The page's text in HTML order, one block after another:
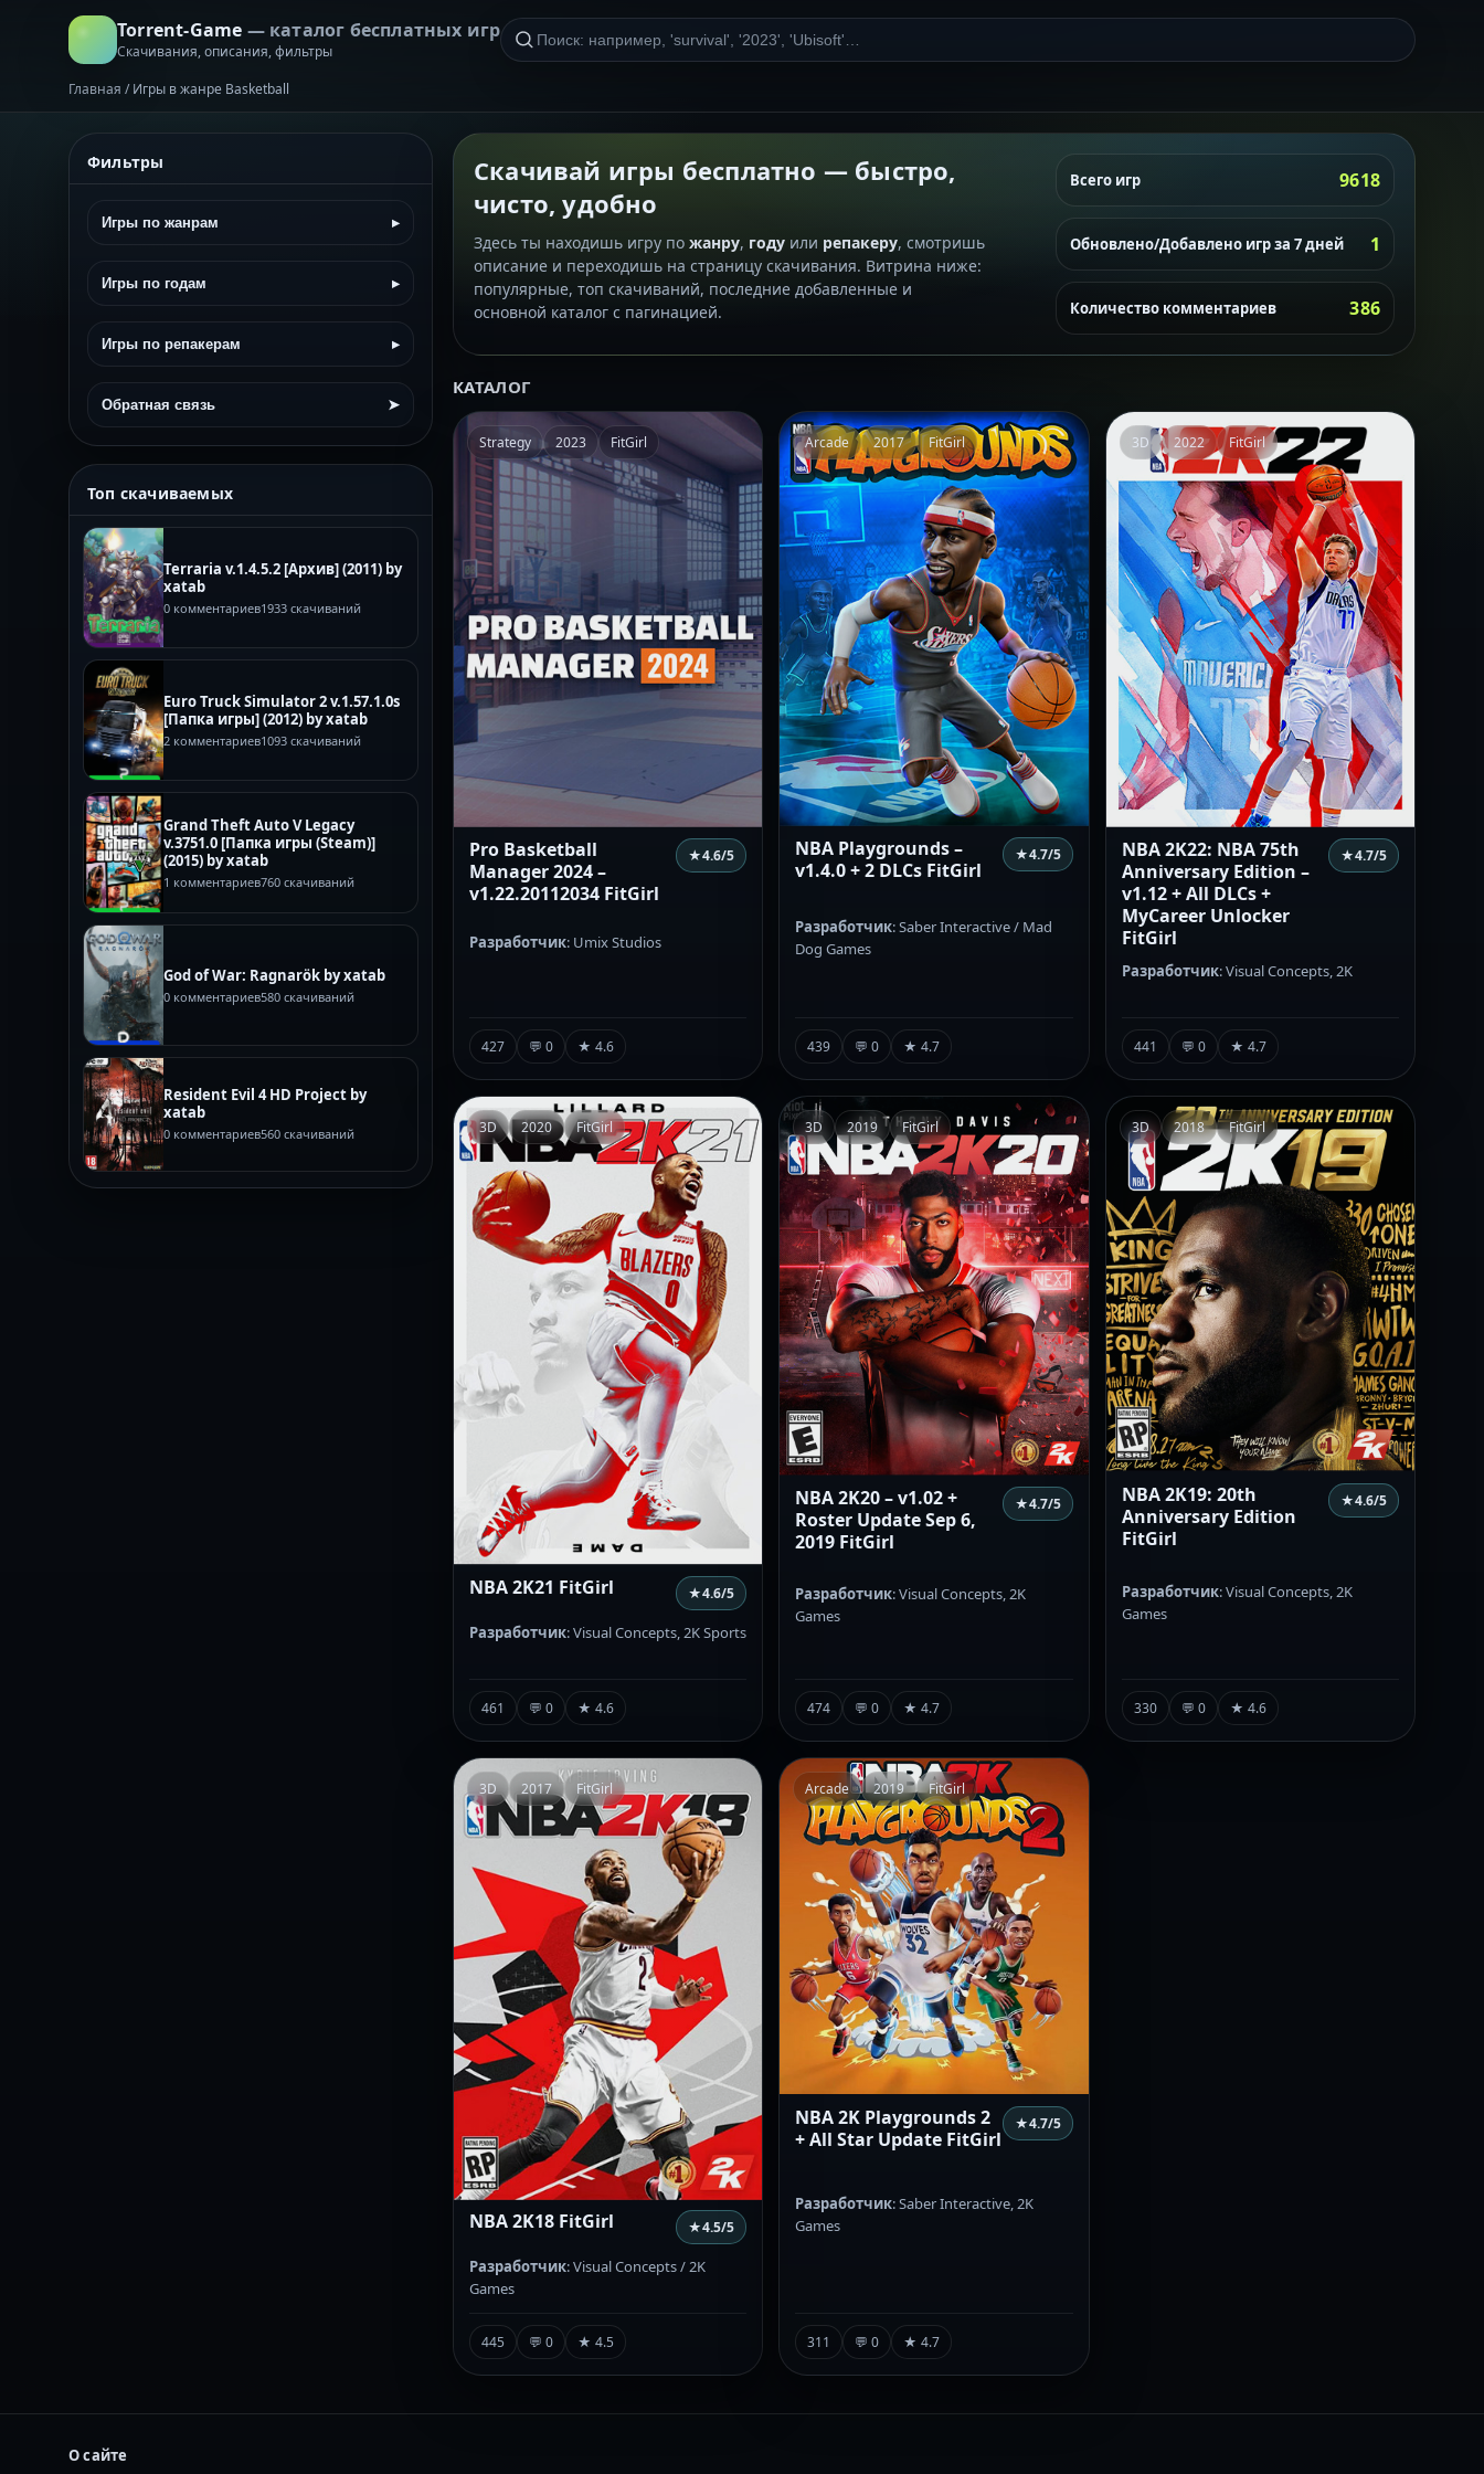
Torrent-Game — каталог бесплатных игр
Скачивания, описания, фильтры
Главная / Игры в жанре Basketball
Фильтры
Игры по жанрам ▸
Игры по годам ▸
Игры по репакерам ▸
Обратная связь ➤
Топ скачиваемых
Terraria v.1.4.5.2 [Архив] (2011) by
xatab
0 комментариев1933 скачиваний
Euro Truck Simulator 2 v.1.57.1.0s
[Папка игры] (2012) by xatab
2 комментариев1093 скачиваний
Grand Theft Auto V Legacy
v.3751.0 [Папка игры (Steam)]
(2015) by xatab
1 комментариев760 скачиваний
God of War: Ragnarök by xatab
0 комментариев580 скачиваний
Resident Evil 4 HD Project by
xatab
0 комментариев560 скачиваний
Скачивай игры бесплатно — быстро,
чисто, удобно
Здесь ты находишь игру по жанру, году или репакеру, смотришь
описание и переходишь на страницу скачивания. Витрина ниже:
популярные, топ скачиваний, последние добавленные и
основной каталог с пагинацией.
Всего игр 9618
Обновлено/Добавлено игр за 7 дней 1
Количество комментариев 386
КАТАЛОГ
Strategy 2023 FitGirl
Pro Basketball
Manager 2024 –
v1.22.20112034 FitGirl
★4.6/5
Разработчик: Umix Studios
427 💬 0 ★ 4.6
Arcade 2017 FitGirl
NBA Playgrounds –
v1.4.0 + 2 DLCs FitGirl
★4.7/5
Разработчик: Saber Interactive / Mad
Dog Games
439 💬 0 ★ 4.7
3D 2022 FitGirl
NBA 2K22: NBA 75th
Anniversary Edition –
v1.12 + All DLCs +
MyCareer Unlocker
FitGirl
★4.7/5
Разработчик: Visual Concepts, 2K
441 💬 0 ★ 4.7
3D 2020 FitGirl
NBA 2K21 FitGirl ★4.6/5
Разработчик: Visual Concepts, 2K Sports
461 💬 0 ★ 4.6
3D 2019 FitGirl
NBA 2K20 – v1.02 +
Roster Update Sep 6,
2019 FitGirl
★4.7/5
Разработчик: Visual Concepts, 2K
Games
474 💬 0 ★ 4.7
3D 2018 FitGirl
NBA 2K19: 20th
Anniversary Edition
FitGirl
★4.6/5
Разработчик: Visual Concepts, 2K
Games
330 💬 0 ★ 4.6
3D 2017 FitGirl
NBA 2K18 FitGirl ★4.5/5
Разработчик: Visual Concepts / 2K
Games
445 💬 0 ★ 4.5
Arcade 2019 FitGirl
NBA 2K Playgrounds 2
+ All Star Update FitGirl
★4.7/5
Разработчик: Saber Interactive, 2K
Games
311 💬 0 ★ 4.7
О сайте